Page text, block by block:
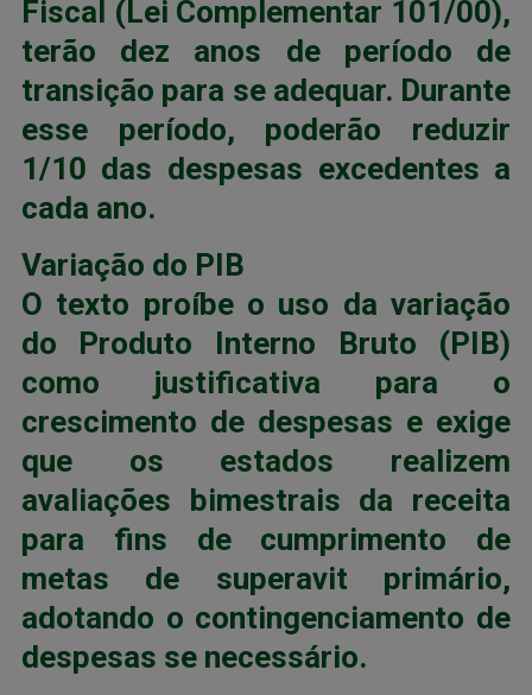
Fiscal (Lei Complementar 101/00),
terão dez anos de período de
transição para se adequar. Durante
esse período, poderão reduzir
1/10 das despesas excedentes a
cada ano.
Variação do PIB
O texto proíbe o uso da variação
do Produto Interno Bruto (PIB)
como justificativa para o
crescimento de despesas e exige
que os estados realizem
avaliações bimestrais da receita
para fins de cumprimento de
metas de superavit primário,
adotando o contingenciamento de
despesas se necessário.